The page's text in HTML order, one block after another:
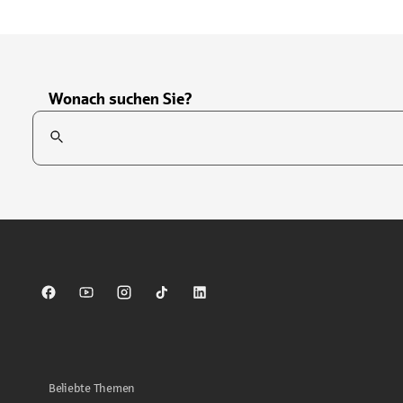
Wonach suchen Sie?
Suchfeld
Sparkasse auf Facebook
Sparkasse auf Youtube
Sparkasse auf Instagram
Sparkasse auf TikTok
Sparkasse auf LinkedIn
Beliebte Themen